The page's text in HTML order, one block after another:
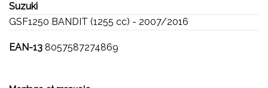
Suzuki
GSF1250 BANDIT (1255 cc) - 2007/2016
EAN-13 8057587274869